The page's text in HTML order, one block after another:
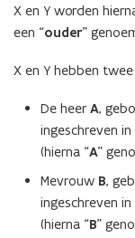
X en Y worden
een “ouder”
X en Y hebben
De heer A,
ingeschreven
(hierna “A”
Mevrouw B,
ingeschreven
(hierna “B”